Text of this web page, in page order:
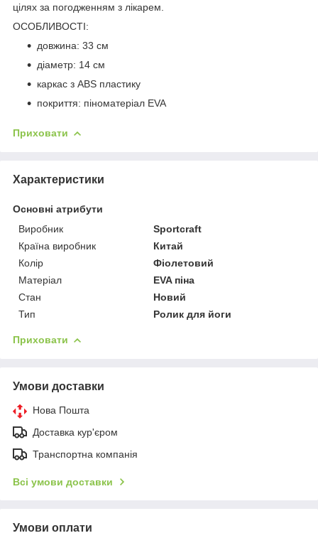
цілях за погодженням з лікарем.
ОСОБЛИВОСТІ:
довжина: 33 см
діаметр: 14 см
каркас з ABS пластику
покриття: піноматеріал EVA
Приховати
Характеристики
Основні атрибути
Виробник
Sportcraft
Країна виробник
Китай
Колір
Фіолетовий
Матеріал
EVA піна
Стан
Новий
Тип
Ролик для йоги
Приховати
Умови доставки
Нова Пошта
Доставка кур'єром
Транспортна компанія
Всі умови доставки
Умови оплати